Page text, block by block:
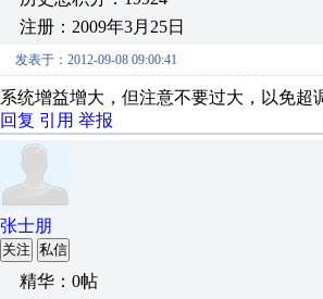
注册：2009年3月25日
发表于：2012-09-08 09:00:41
系统增益增大，但注意不要过大，以免超
回复 引用 举报
张士朋
关注 私信
精华：0帖